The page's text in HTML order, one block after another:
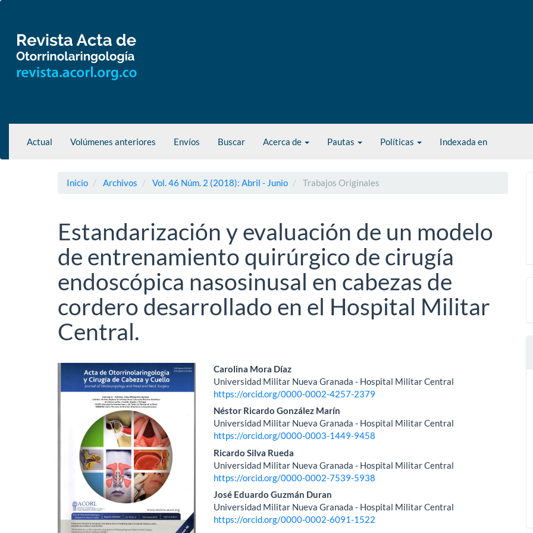
principal
Barra
lateral
Actual Volúmenes anteriores Envíos Buscar Acerca de Pautas Políticas Indexada en
Inicio Archivos Vol. 46 Núm. 2 (2018): Abril - Junio Trabajos Originales
Estandarización y evaluación de un modelo
de entrenamiento quirúrgico de cirugía
endoscópica nasosinusal en cabezas de
cordero desarrollado en el Hospital Militar
Central.
Barra
lateral
artículo
Contenido
principal
del
artículo
Carolina Mora Díaz
Universidad Militar Nueva Granada - Hospital Militar Central
https://orcid.org/0000-0002-4257-2379
Néstor Ricardo González Marín
Universidad Militar Nueva Granada - Hospital Militar Central
https://orcid.org/0000-0003-1449-9458
Ricardo Silva Rueda
Universidad Militar Nueva Granada - Hospital Militar Central
https://orcid.org/0000-0002-7539-5938
José Eduardo Guzmán Duran
Universidad Militar Nueva Granada - Hospital Militar Central
https://orcid.org/0000-0002-6091-1522